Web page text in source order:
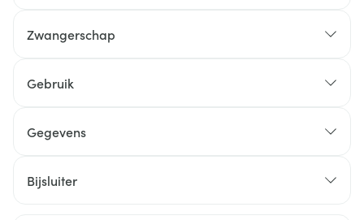
acetylsalicylzuur (aspirine) of een ander NSAID
bestanddelen van Diclofenac Patch AB (vermeld in
informatie.)
huiduitslag of een loopneus krijgt na het innemen
Zwangerschap
Gebruik
Gegevens
Bijsluiter